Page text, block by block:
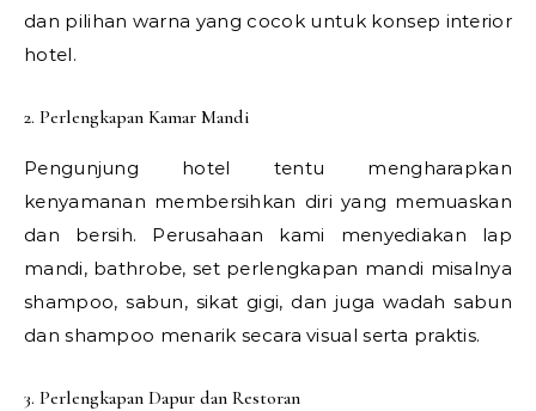
dan pilihan warna yang cocok untuk konsep interior
hotel.
2. Perlengkapan Kamar Mandi
Pengunjung hotel tentu mengharapkan
kenyamanan membersihkan diri yang memuaskan
dan bersih. Perusahaan kami menyediakan lap
mandi, bathrobe, set perlengkapan mandi misalnya
shampoo, sabun, sikat gigi, dan juga wadah sabun
dan shampoo menarik secara visual serta praktis.
3. Perlengkapan Dapur dan Restoran